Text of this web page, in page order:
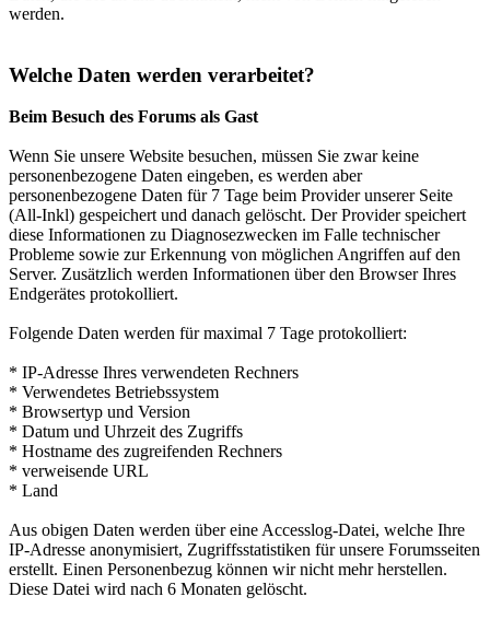
werden.
Welche Daten werden verarbeitet?
Beim Besuch des Forums als Gast
Wenn Sie unsere Website besuchen, müssen Sie zwar keine
personenbezogene Daten eingeben, es werden aber
personenbezogene Daten für 7 Tage beim Provider unserer Seite
(All-Inkl) gespeichert und danach gelöscht. Der Provider speichert
diese Informationen zu Diagnosezwecken im Falle technischer
Probleme sowie zur Erkennung von möglichen Angriffen auf den
Server. Zusätzlich werden Informationen über den Browser Ihres
Endgerätes protokolliert.
Folgende Daten werden für maximal 7 Tage protokolliert:
* IP-Adresse Ihres verwendeten Rechners
* Verwendetes Betriebssystem
* Browsertyp und Version
* Datum und Uhrzeit des Zugriffs
* Hostname des zugreifenden Rechners
* verweisende URL
* Land
Aus obigen Daten werden über eine Accesslog-Datei, welche Ihre
IP-Adresse anonymisiert, Zugriffsstatistiken für unsere Forumsseiten
erstellt. Einen Personenbezug können wir nicht mehr herstellen.
Diese Datei wird nach 6 Monaten gelöscht.